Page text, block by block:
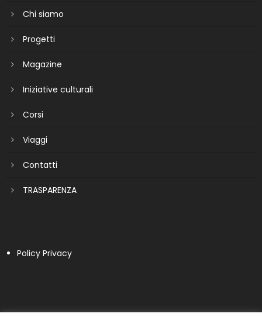
Chi siamo
Progetti
Magazine
Iniziative culturali
Corsi
Viaggi
Contatti
TRASPARENZA
Policy Privacy